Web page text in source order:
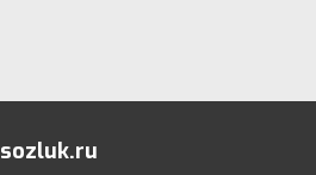
sozluk.ru